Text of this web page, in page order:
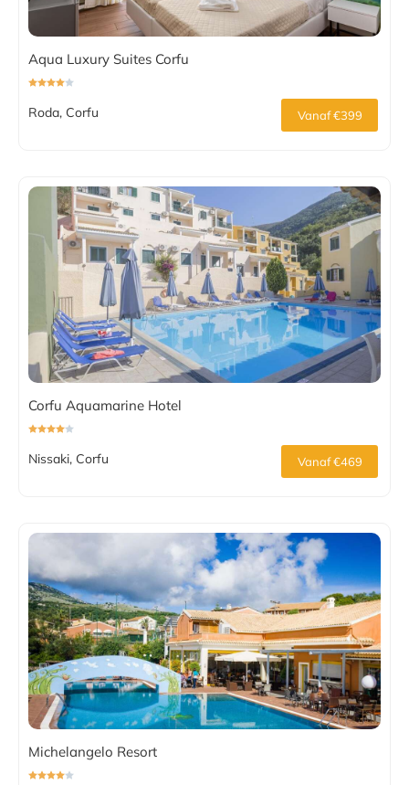
Aqua Luxury Suites Corfu
Roda, Corfu Vanaf €399
Corfu Aquamarine Hotel
Nissaki, Corfu Vanaf €469
Michelangelo Resort